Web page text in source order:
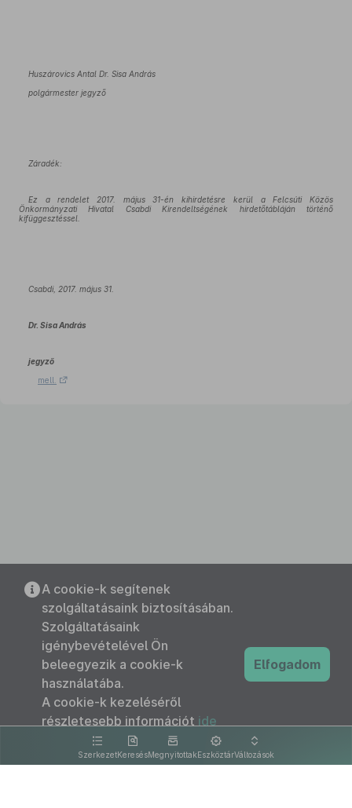
Huszárovics Antal Dr. Sisa András
polgármester jegyző
Záradék:
Ez a rendelet 2017. május 31-én kihirdetésre kerül a Felcsúti Közös
Önkormányzati Hivatal Csabdi Kirendeltségének hirdetőtábláján történő
kifüggesztéssel.
Csabdi, 2017. május 31.
Dr. Sisa András
jegyző
mell.
SzerkezetKeresésMegnyitottakEszköztárVáltozások
A cookie-k segítenek
szolgáltatásaink biztosításában.
Szolgáltatásaink
igénybevételével Ön
beleegyezik a cookie-k
használatába.
A cookie-k kezeléséről
részletesebb információt ide
kattintva olvashat.
Elfogadom